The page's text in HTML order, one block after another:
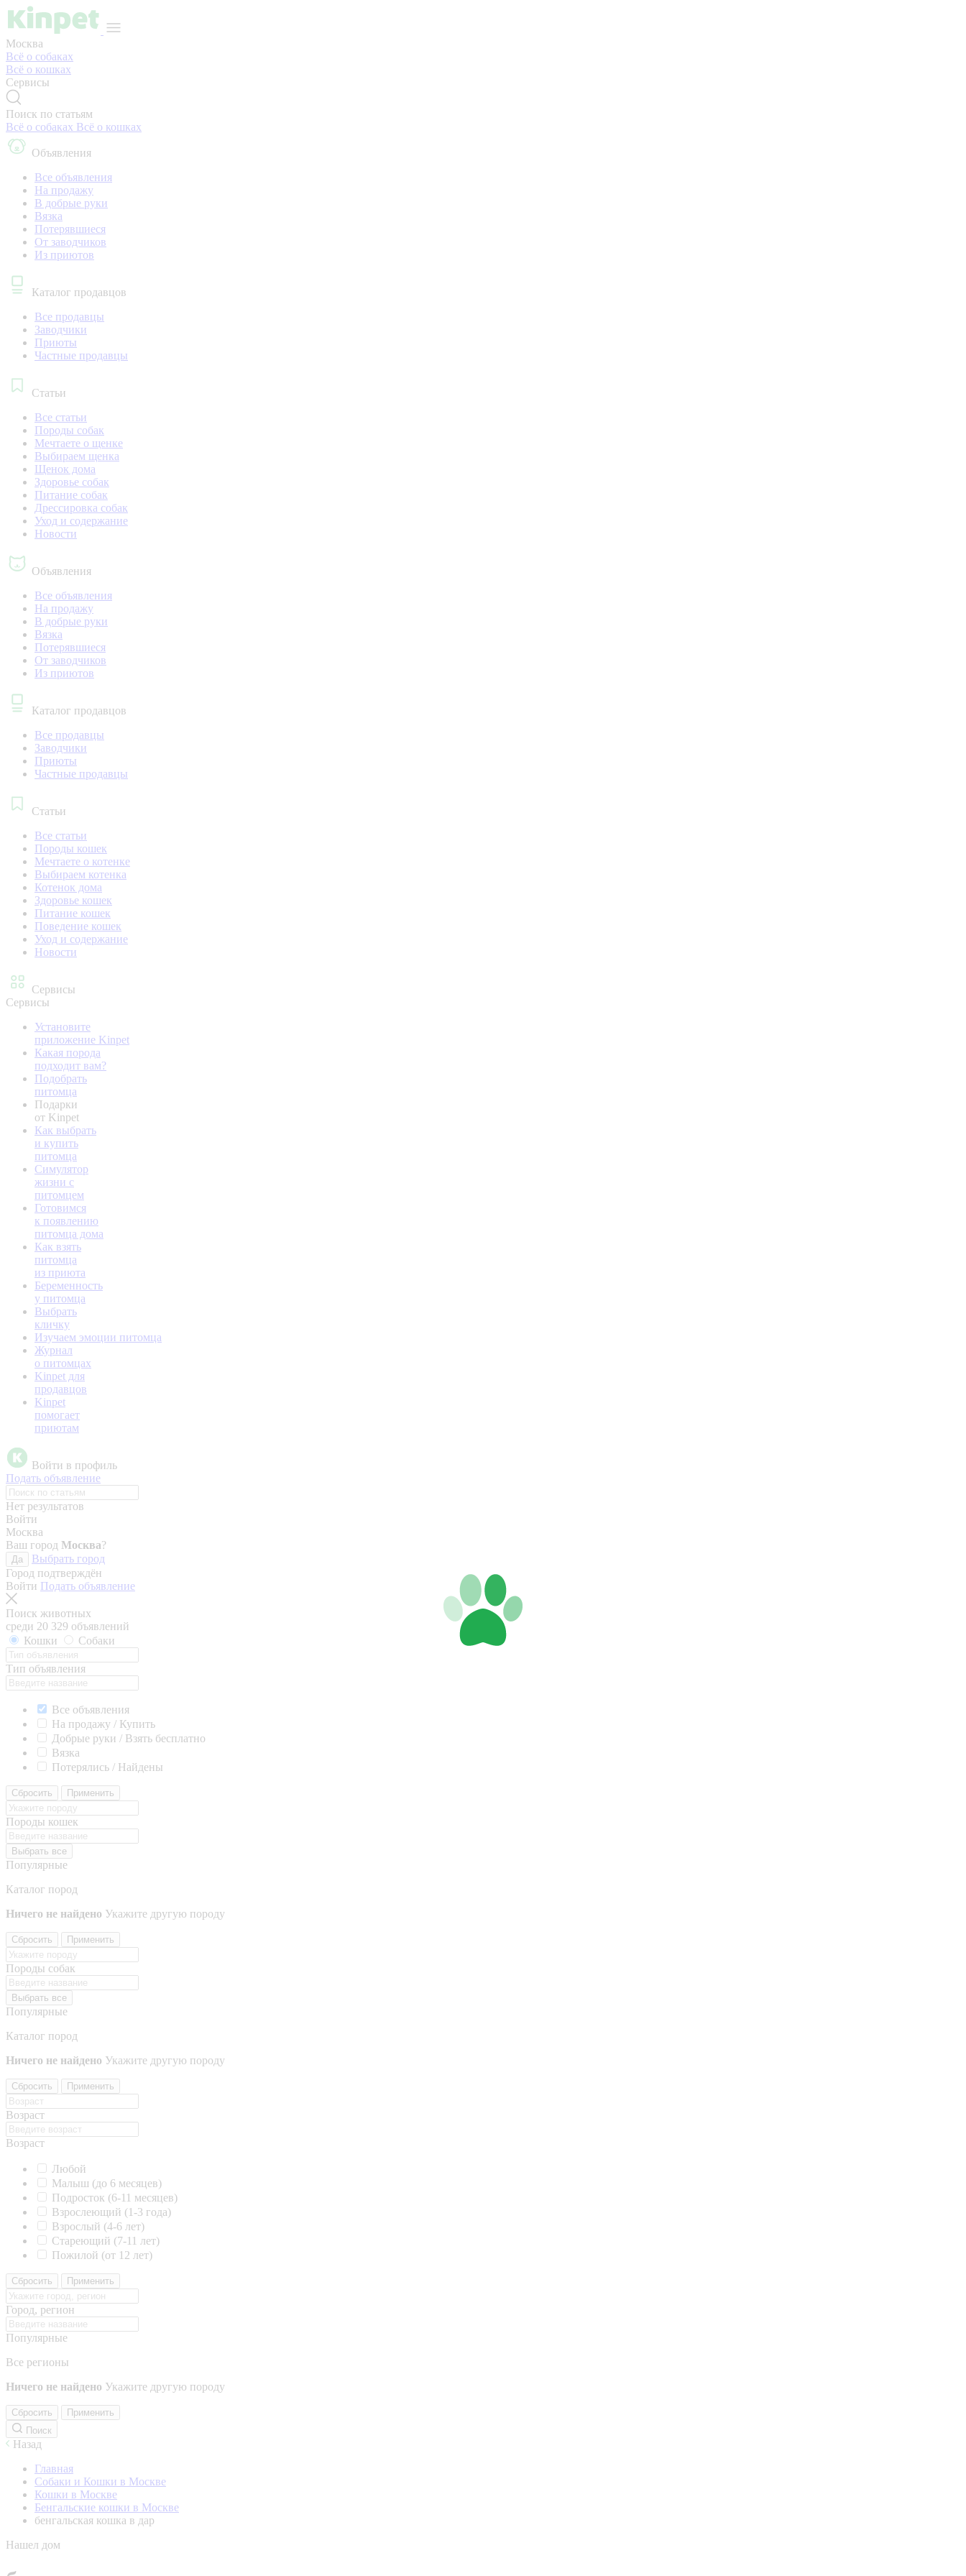
Москва
Всё о собаках
Всё о кошках
Сервисы
Поиск по статьям
Всё о собаках Всё о кошках
Объявления
Все объявления
На продажу
В добрые руки
Вязка
Потерявшиеся
От заводчиков
Из приютов
Каталог продавцов
Все продавцы
Заводчики
Приюты
Частные продавцы
Статьи
Все статьи
Породы собак
Мечтаете о щенке
Выбираем щенка
Щенок дома
Здоровье собак
Питание собак
Дрессировка собак
Уход и содержание
Новости
Объявления
Все объявления
На продажу
В добрые руки
Вязка
Потерявшиеся
От заводчиков
Из приютов
Каталог продавцов
Все продавцы
Заводчики
Приюты
Частные продавцы
Статьи
Все статьи
Породы кошек
Мечтаете о котенке
Выбираем котенка
Котенок дома
Здоровье кошек
Питание кошек
Поведение кошек
Уход и содержание
Новости
Сервисы
Сервисы
Установите
приложение Kinpet
Какая порода
подходит вам?
Подобрать
питомца
Подарки
от Kinpet
Как выбрать
и купить
питомца
Симулятор
жизни с
питомцем
Готовимся
к появлению
питомца дома
Как взять
питомца
из приюта
Беременность
у питомца
Выбрать
кличку
Изучаем эмоции питомца
Журнал
о питомцах
Kinpet для
продавцов
Kinpet
помогает
приютам
Войти в профиль
Подать объявление
Нет результатов
Войти
Москва
Ваш город Москва?
Да
Выбрать город
Город подтверждён
Войти Подать объявление
Поиск животных
среди 20 329 объявлений
Кошки
Собаки
Тип объявления
Все объявления
На продажу / Купить
Добрые руки / Взять бесплатно
Вязка
Потерялись / Найдены
Сбросить Применить
Породы кошек
Выбрать все
Популярные
Каталог пород
Ничего не найдено Укажите другую породу
Сбросить Применить
Породы собак
Выбрать все
Популярные
Каталог пород
Ничего не найдено Укажите другую породу
Сбросить Применить
Возраст
Возраст
Любой
Малыш (до 6 месяцев)
Подросток (6-11 месяцев)
Взрослеющий (1-3 года)
Взрослый (4-6 лет)
Стареющий (7-11 лет)
Пожилой (от 12 лет)
Сбросить Применить
Город, регион
Популярные
Все регионы
Ничего не найдено Укажите другую породу
Сбросить
Применить
Поиск
Назад
Главная
Собаки и Кошки в Москве
Кошки в Москве
Бенгальские кошки в Москве
бенгальская кошка в дар
Нашел дом